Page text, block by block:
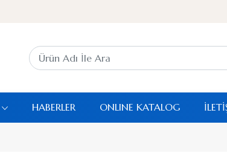
HABERLER ONLINE KATALOG